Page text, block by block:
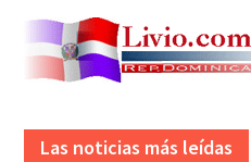
Las noticias más leídas